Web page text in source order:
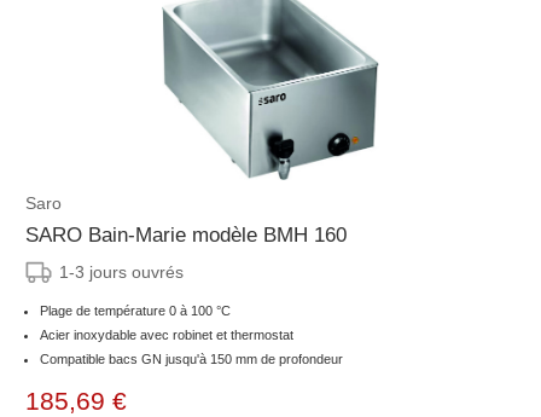
Saro
SARO Bain-Marie modèle BMH 160
1-3 jours ouvrés
Plage de température 0 à 100 °C
Acier inoxydable avec robinet et thermostat
Compatible bacs GN jusqu'à 150 mm de profondeur
185,69 €